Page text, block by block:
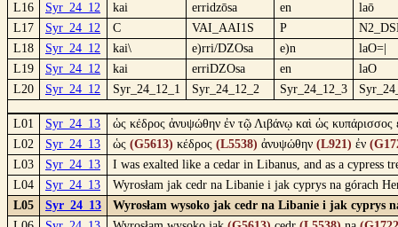
L16
Syr_24_12 kai erridzōsa en
laō
L17
Syr_24_12 C VAI_AAI1S P
L18
Syr_24_12 kai\ e)rri/DZOsa e)n
laO=|
L19
Syr_24_12 kai erriDZOsa en
laO
L20
Syr_24_12 Syr_24_12_1 Syr_24_12_2 Syr_24_12_3
L01 Syr_24_13
ὡς κέδρος ἀνυψώθην ἐν τῷ Λιβάνῳ καὶ ὡς κυπάρισσος
L02
Syr_24_13 ὡς (G5613) κέδρος (L5538) ἀνυψώθην (L921) ἐν
L03
Syr_24_13
I was exalted like a cedar in Libanus, and as a cypress
L04
Syr_24_13
Wyrosłam jak cedr na Libanie i jak cyprys na górach
L05
Syr_24_13
Wyrosłam wysoko jak cedr na Libanie i jak cyprys